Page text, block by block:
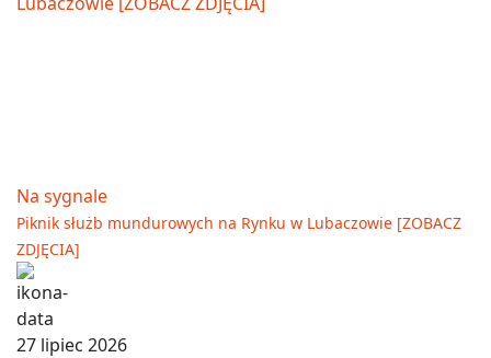
Na sygnale
Piknik służb mundurowych na Rynku w Lubaczowie [ZOBACZ
ZDJĘCIA]
27 lipiec 2026